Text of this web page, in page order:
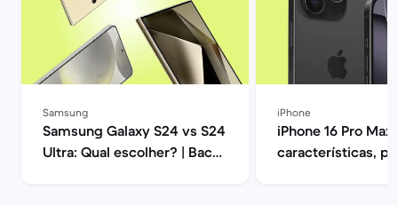
Samsung
Samsung Galaxy S24 vs S24
Ultra: Qual escolher? | Back
iPhone
iPhone 16 Pro Max:
características,